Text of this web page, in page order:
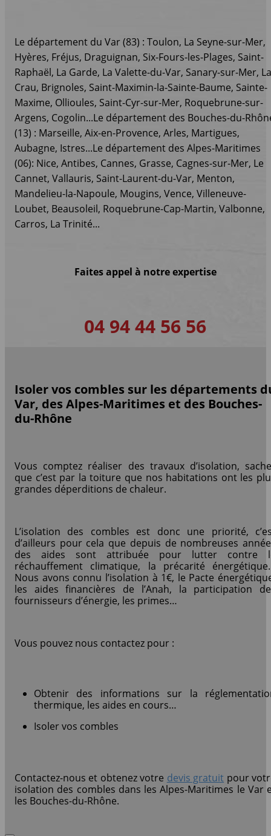
Le département du Var (83) : Toulon, La Seyne-sur-Mer,
Hyères, Fréjus, Draguignan, Six-Fours-les-Plages, Saint-
Raphaël, La Garde, La Valette-du-Var, Sanary-sur-Mer, La
Crau, Brignoles, Saint-Maximin-la-Sainte-Baume, Sainte-
Maxime, Ollioules, Saint-Cyr-sur-Mer, Roquebrune-sur-
Argens, Cogolin...Le département des Bouches-du-
(13) : Marseille, Aix-en-Provence, Arles, Martigues,
Aubagne, Istres...Le département des Alpes-Maritimes
(06): Nice, Antibes, Cannes, Grasse, Cagnes-sur-Mer, Le
Cannet, Vallauris, Saint-Laurent-du-Var, Menton,
Mandelieu-la-Napoule, Mougins, Vence, Villeneuve-
Loubet, Beausoleil, Roquebrune-Cap-Martin, Valbonne,
Carros, La Trinité...
Faites appel à notre expertise
04 94 44 56 56
Isoler vos combles sur les départements
Var, des Alpes-Maritimes et des Bouches-
du-Rhône
Vous comptez réaliser des travaux d’isolation,
que c’est par la toiture que nos habitations ont les
grandes déperditions de chaleur.
L’isolation des combles est donc une priorité,
d’ailleurs pour cela que depuis de nombreuses
des aides sont attribuée pour lutter contre
réchauffement climatique, la précarité
Nous avons connu l’isolation à 1€, le Pacte
les aides financières de l’Anah, la participation
fournisseurs d’énergie, les primes…
Vous pouvez nous contactez pour :
Obtenir des informations sur la
thermique, les aides en cours…
Isoler vos combles
Contactez-nous et obtenez votre devis gratuit pour
isolation des combles dans les Alpes-Maritimes le Var
les Bouches-du-Rhône.